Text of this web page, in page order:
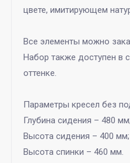
цвете, имитирующем
Все элементы можно
Набор также доступен в
оттенке.
Параметры кресел без
Глубина сидения – 480 мм;
Высота сидения – 400 мм;
Высота спинки – 460 мм.